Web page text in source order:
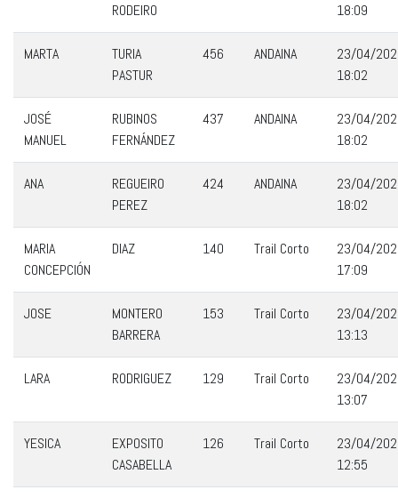
RODEIRO
18:09
MARTA
TURIA
PASTUR
456 ANDAINA
23/04/
18:02
JOSÉ
MANUEL
RUBINOS
FERNÁNDEZ
437 ANDAINA
23/04/
18:02
ANA
REGUEIRO
PEREZ
424 ANDAINA
23/04/
18:02
MARIA
CONCEPCIÓN
DIAZ 140 Trail Corto
23/04/
17:09
JOSE
MONTERO
BARRERA
153 Trail Corto
23/04/
13:13
LARA RODRIGUEZ 129 Trail Corto
23/04/
13:07
YESICA
EXPOSITO
CASABELLA
126 Trail Corto
23/04/
12:55